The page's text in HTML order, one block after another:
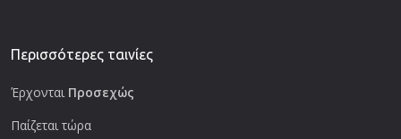
Περισσότερες ταινίες
Έρχονται Προσεχώς
Παίζεται τώρα